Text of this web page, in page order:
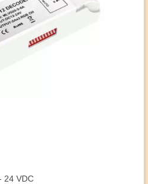
24 VDC